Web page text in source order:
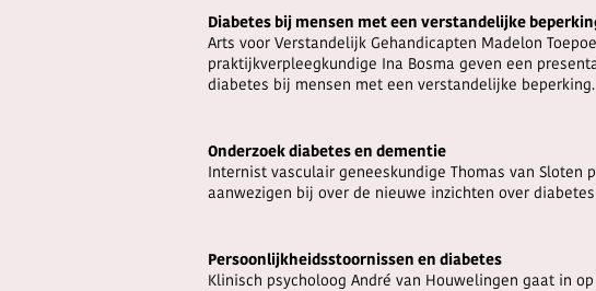
Diabetes bij mensen met een verstandelijke
Arts voor Verstandelijk Gehandicapten Madelon
praktijkverpleegkundige Ina Bosma geven een
diabetes bij mensen met een verstandelijke beperking.
Onderzoek diabetes en dementie
Internist vasculair geneeskundige Thomas van Sloten
aanwezigen bij over de nieuwe inzichten over
Persoonlijkheidsstoornissen en diabetes
Klinisch psycholoog André van Houwelingen gaat in op